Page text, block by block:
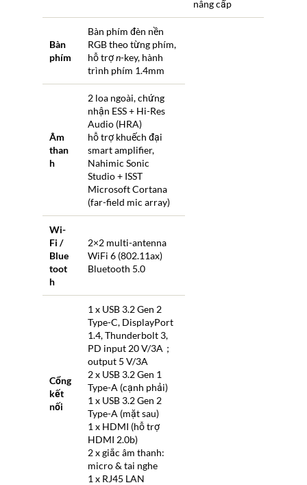
nâng cấp
Bàn
phím
Bàn phím đèn nền
RGB theo từng phím,
hỗ trợn-key, hành
trình phím 1.4mm
Âm
than
h
2 loa ngoài, chứng
nhận ESS + Hi-Res
Audio (HRA)
hỗ trợ khuếch đại
smart amplifier,
Nahimic Sonic
Studio + ISST
Microsoft Cortana
(far-field mic array)
Wi-
Fi /
Blue
toot
h
2×2 multi-antenna
WiFi 6 (802.11ax)
Bluetooth 5.0
Cổng
kết
nối
1 x USB 3.2 Gen 2
Type-C, DisplayPort
1.4, Thunderbolt 3,
PD input 20 V/3A；
output 5 V/3A
2 x USB 3.2 Gen 1
Type-A (cạnh phải)
1 x USB 3.2 Gen 2
Type-A (mặt sau)
1 x HDMI (hỗ trợ
HDMI 2.0b)
2 x giắc âm thanh:
micro & tai nghe
1 x RJ45 LAN